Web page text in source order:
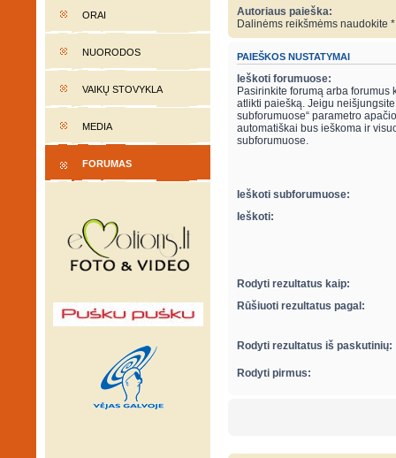
ORAI
NUORODOS
VAIKŲ STOVYKLA
MEDIA
FORUMAS
Autoriaus paieška:
Dalinėms reikšmėms naudokite
PAIEŠKOS NUSTATYMAI
Ieškoti forumuose:
Pasirinkite forumą arba forumus
atlikti paiešką. Jeigu neišjungsite
subforumuose“ parametro
automatiškai bus ieškoma ir
subforumuose.
Ieškoti subforumuose:
Ieškoti:
Rodyti rezultatus kaip:
Rūšiuoti rezultatus pagal:
Rodyti rezultatus iš paskutinių:
Rodyti pirmus: